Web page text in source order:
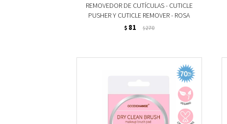
REMOVEDOR DE CUTÍCULAS - CUTICLE
PUSHER Y CUTICLE REMOVER - ROSA
$ 81 $270